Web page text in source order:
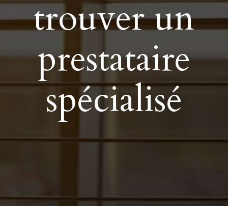
trouver un
prestataire
spécialisé